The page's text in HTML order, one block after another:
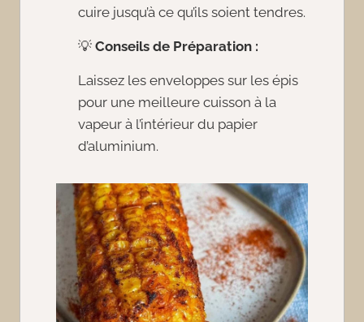
cuire jusqu’à ce qu’ils soient tendres.
💡 Conseils de Préparation :
Laissez les enveloppes sur les épis
pour une meilleure cuisson à la
vapeur à l’intérieur du papier
d’aluminium.